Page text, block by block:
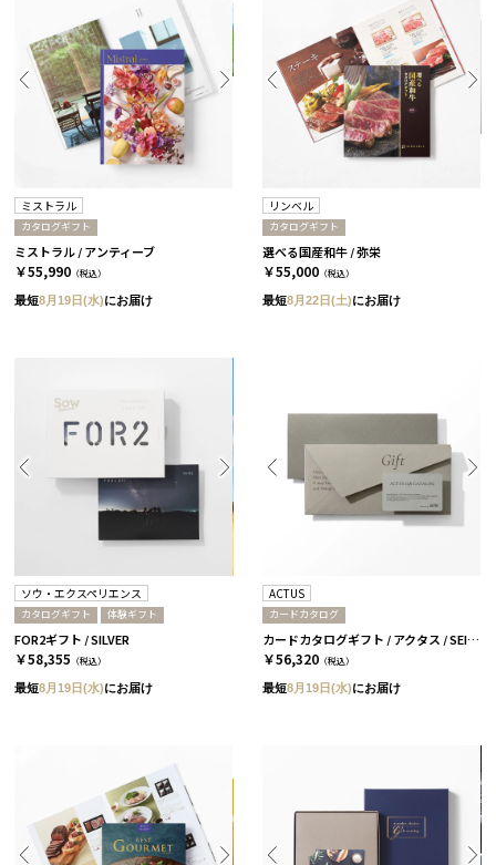
ミストラル
カタログギフト
ミストラル / アンティーブ
￥55,990 （税込）
最短8月19日(水)にお届け
リンベル
カタログギフト
選べる国産和牛 / 弥栄
￥55,000 （税込）
最短8月22日(土)にお届け
ソウ・エクスペリエンス
カタログギフト 体験ギフト
FOR2ギフト / SILVER
￥58,355 （税込）
最短8月19日(水)にお届け
ACTUS
カードカタログ
カードカタログギフト / アクタス / SEITEN-C
￥56,320 （税込）
最短8月19日(水)にお届け